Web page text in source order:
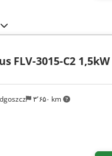
۳٬۶۵۰ km
FLV-3015-C2 1,5kW